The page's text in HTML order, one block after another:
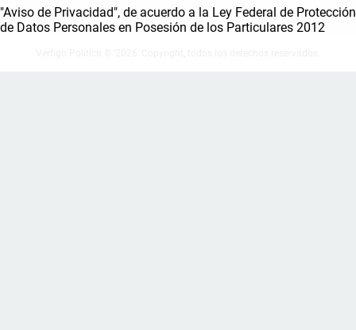
"Aviso de Privacidad", de acuerdo a la Ley Federal de Protección
de Datos Personales en Posesión de los Particulares 2012